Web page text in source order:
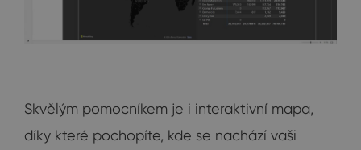
Skvělým pomocníkem je i interaktivní mapa,
díky které pochopíte, kde se nachází vaši